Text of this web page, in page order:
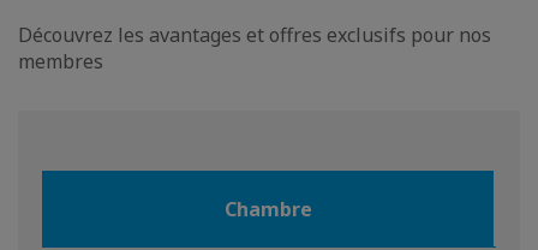
Découvrez les avantages et offres exclusifs pour nos
membres
Chambre